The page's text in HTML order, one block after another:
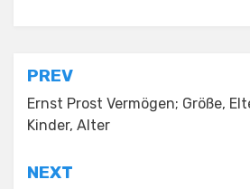
Post
navigation
PREV
Ernst Prost Vermögen; Größe,
Kinder, Alter
NEXT